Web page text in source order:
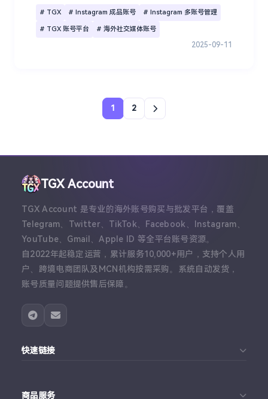
# TGX # Instagram 成品账号 # Instagram 多账号管理
# TGX 账号平台 # 海外社交媒体账号
2025-09-11
1 2
TGX Account
TGX Account 是专业的海外账号购买与批发平台，覆盖
Telegram、Twitter、TikTok、Facebook、Instagram、
YouTube、Gmail、Apple ID 等全平台账号资源。
自2022年起稳定运营，累计服务10,000+用户，支持个人用
户、跨境电商团队及MCN机构按需采购。系统自动发货，
账号质量问题提供售后保障。
快速链接
商品服务